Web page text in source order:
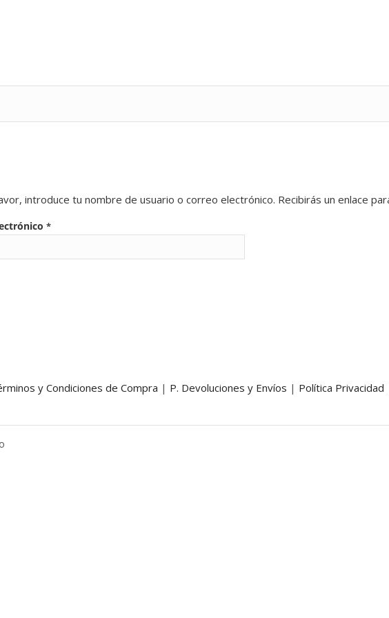
introduce tu nombre de usuario o correo electrónico. Recibirás un enlace
*
y Condiciones de Compra | P. Devoluciones y Envíos | Política Privacidad